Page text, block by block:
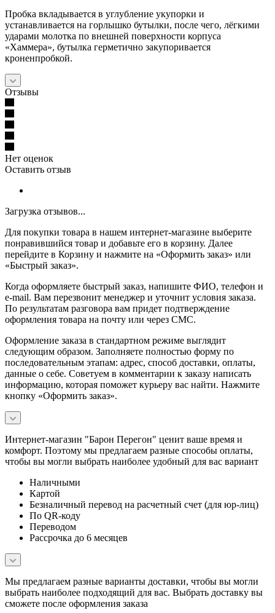
Пробка вкладывается в углубление укупорки и
устанавливается на горлышко бутылки, после чего, лёгкими
ударами молотка по внешней поверхности корпуса
«Хаммера», бутылка герметично закупоривается
кроненпробкой.
Отзывы
Нет оценок
Оставить отзыв
Загрузка отзывов...
Для покупки товара в нашем интернет-магазине выберите
понравившийся товар и добавьте его в корзину. Далее
перейдите в Корзину и нажмите на «Оформить заказ» или
«Быстрый заказ».
Когда оформляете быстрый заказ, напишите ФИО, телефон и
e-mail. Вам перезвонит менеджер и уточнит условия заказа.
По результатам разговора вам придет подтверждение
оформления товара на почту или через СМС.
Оформление заказа в стандартном режиме выглядит
следующим образом. Заполняете полностью форму по
последовательным этапам: адрес, способ доставки, оплаты,
данные о себе. Советуем в комментарии к заказу написать
информацию, которая поможет курьеру вас найти. Нажмите
кнопку «Оформить заказ».
Интернет-магазин "Барон Перегон" ценит ваше время и
комфорт. Поэтому мы предлагаем разные способы оплаты,
чтобы вы могли выбрать наиболее удобный для вас вариант
Наличными
Картой
Безналичный перевод на расчетный счет (для юр-лиц)
По QR-коду
Переводом
Рассрочка до 6 месяцев
Мы предлагаем разные варианты доставки, чтобы вы могли
выбрать наиболее подходящий для вас. Выбрать доставку вы
сможете после оформления заказа